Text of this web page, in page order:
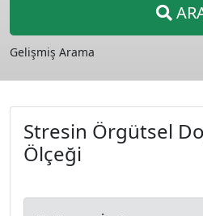
Gelişmiş Arama
Stresin Örgütsel
Ölçeği